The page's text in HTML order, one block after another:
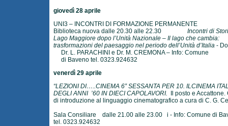
giovedì 28 aprile
UNI3 – INCONTRI DI FORMAZIONE PERMANENTE
Biblioteca nuova dalle 20.30 alle 22.30 Incontri di
Lago Maggiore dopo l’Unità Nazionale – Il lago che cambia:
trasformazioni del paesaggio nel periodo dell’Unità d’Italia -
Dr. L. PARACHINI e Dr. M. CREMONA – Info: Comune
di Baveno tel. 0323.924632
venerdì 29 aprile
“LEZIONI DI…..CINEMA 6” SESSANTA PER 10. ILCINEMA
DEGLI ANNI ’60 IN DIECI CAPOLAVORI. Il posto e Accattone.
di introduzione al linguaggio cinematografico a cura di C. G.
Sala Consiliare dalle 21.00 alle 23.00 i - Info: Comune di
tel. 0323.924632